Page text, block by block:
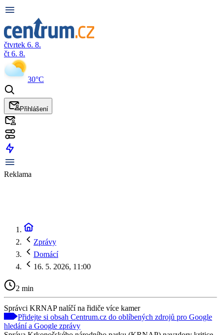
čtvrtek 6. 8.
čt 6. 8.
30°C
Přihlášení
Reklama
Zprávy
Domácí
16. 5. 2026, 11:00
2 min
Správci KRNAP nalíčí na řidiče více kamer
Přidejte si obsah Centrum.cz do oblíbených zdrojů pro Google
hledání a Google zprávy